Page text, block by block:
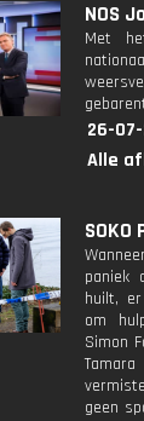
NOS
Met
26-
Alle
SOKO
paniek
huilt,
om
Simon
geen